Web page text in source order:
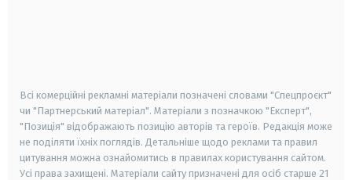
Всі комерційні рекламні матеріали позначені словами "Спецпроєкт"
чи "Партнерський матеріал". Матеріали з позначкою "Експерт",
"Позиція" відображають позицію авторів та героїв. Редакція може
не поділяти їхніх поглядів. Детальніше щодо реклами та правил
цитування можна ознайомитись в правилах користування сайтом.
Усі права захищені. Матеріали сайту призначені для осіб старше 21